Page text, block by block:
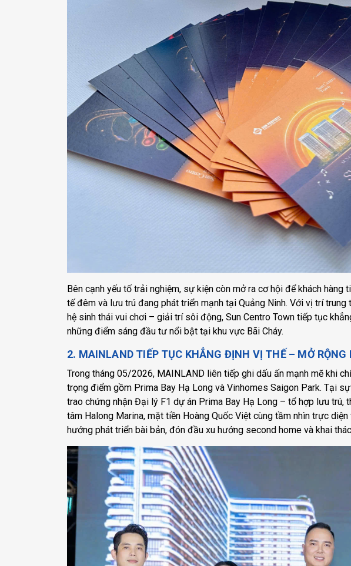
Bên cạnh yếu tố trải nghiệm, sự kiện còn mở ra cơ hội để khách
tế đêm và lưu trú đang phát triển mạnh tại Quảng Ninh. Với vị trí
hệ sinh thái vui chơi – giải trí sôi động, Sun Centro Town tiếp tục
những điểm sáng đầu tư nổi bật tại khu vực Bãi Cháy.
2. MAINLAND TIẾP TỤC KHẲNG ĐỊNH VỊ THẾ – MỞ
Trong tháng 05/2026, MAINLAND liên tiếp ghi dấu ấn mạnh mẽ khi
trọng điểm gồm Prima Bay Hạ Long và Vinhomes Saigon Park. Tại
trao chứng nhận Đại lý F1 dự án Prima Bay Hạ Long – tổ hợp lưu
tâm Halong Marina, mặt tiền Hoàng Quốc Việt cùng tầm nhìn trực
hướng phát triển bài bản, đón đầu xu hướng second home và khai